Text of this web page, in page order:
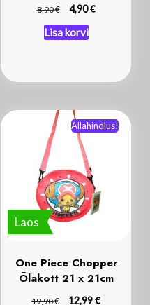
8,90€ 4,90€
Lisa korvi
Laos
Allahindlus!
One Piece Chopper
Õlakott 21 x 21cm
19,90€ 12,99€